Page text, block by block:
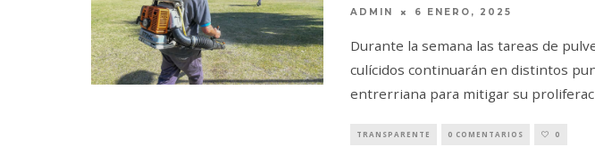
ADMIN 6 ENERO, 2025
Durante la semana las tareas de
culícidos continuarán en distintos
entrerriana para mitigar su
TRANSPARENTE 0 COMENTARIOS 0